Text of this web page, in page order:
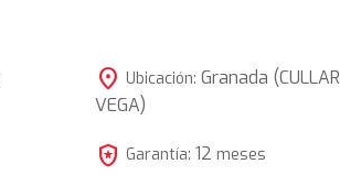
location_on Ubicación: Granada (CULLAR
VEGA)
local_police Garantía: 12 meses